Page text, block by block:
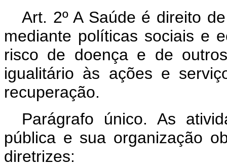
Art. 2º A Saúde é direito
mediante políticas sociais e
risco de doença e de
igualitário às ações e
recuperação.
Parágrafo único. As
pública e sua organização
diretrizes: